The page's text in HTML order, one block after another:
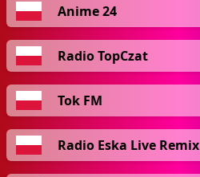
Anime 24
Radio TopCzat
Tok FM
Radio Eska Live Remix